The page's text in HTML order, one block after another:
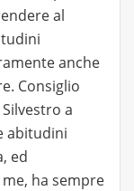
al
anche
Consiglio
a
abitudini
ed
ha sempre